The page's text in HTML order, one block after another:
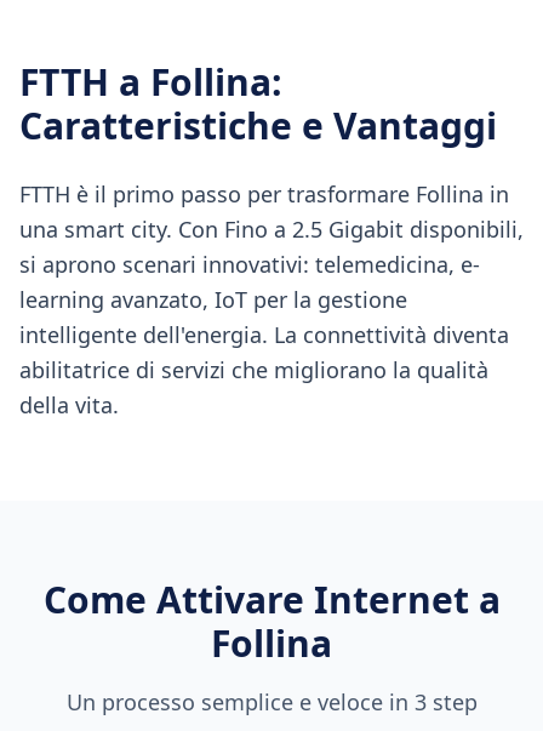
FTTH a Follina:
Caratteristiche e Vantaggi
FTTH è il primo passo per trasformare Follina in
una smart city. Con Fino a 2.5 Gigabit disponibili,
si aprono scenari innovativi: telemedicina, e-
learning avanzato, IoT per la gestione
intelligente dell'energia. La connettività diventa
abilitatrice di servizi che migliorano la qualità
della vita.
Come Attivare Internet a
Follina
Un processo semplice e veloce in 3 step